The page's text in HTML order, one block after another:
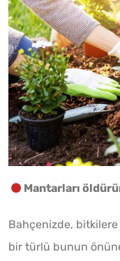
Mantarları
Bahçenizde,
bir türlü bunun